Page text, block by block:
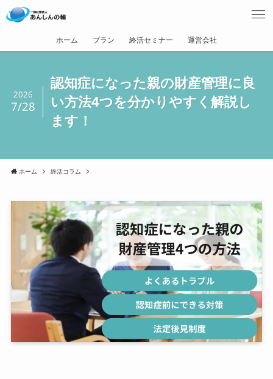
ホーム プラン 終活セミナー 運営会社
認知症になった親の財産管理に良
い方法4つを分かりやすく解説し
ます！
2026
7/28
ホーム 終活コラム